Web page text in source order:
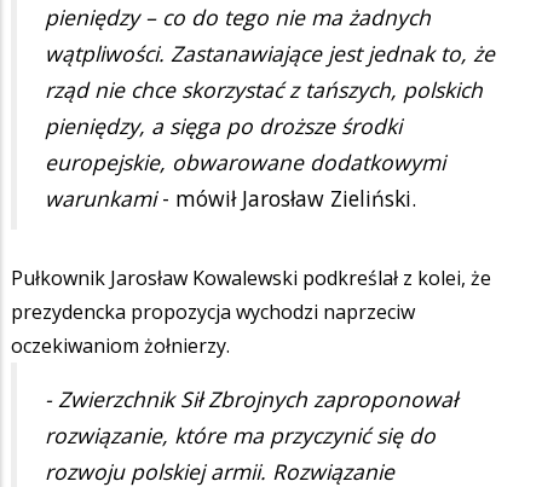
pieniędzy – co do tego nie ma żadnych
wątpliwości. Zastanawiające jest jednak to, że
rząd nie chce skorzystać z tańszych, polskich
pieniędzy, a sięga po droższe środki
europejskie, obwarowane dodatkowymi
warunkami- mówił Jarosław Zieliński.
Pułkownik Jarosław Kowalewski podkreślał z kolei, że
prezydencka propozycja wychodzi naprzeciw
oczekiwaniom żołnierzy.
- Zwierzchnik Sił Zbrojnych zaproponował
rozwiązanie, które ma przyczynić się do
rozwoju polskiej armii. Rozwiązanie